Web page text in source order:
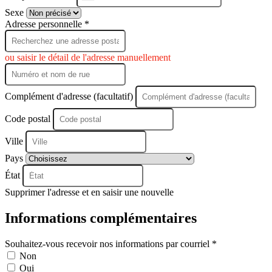
+33
Sexe
Adresse personnelle *
ou saisir le détail de l'adresse manuellement
Complément d'adresse (facultatif)
Code postal
Ville
Pays
État
Supprimer l'adresse et en saisir une nouvelle
Informations complémentaires
Souhaitez-vous recevoir nos informations par courriel *
Non
Oui